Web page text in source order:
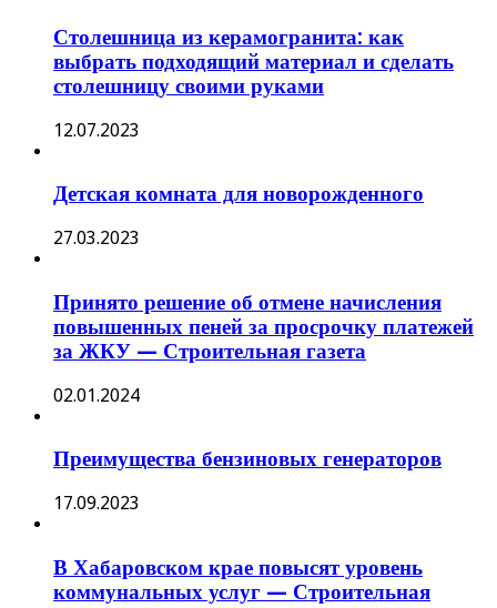
Столешница из керамогранита: как
выбрать подходящий материал и сделать
столешницу своими руками
12.07.2023
Детская комната для новорожденного
27.03.2023
Принято решение об отмене начисления
повышенных пеней за просрочку платежей
за ЖКУ — Строительная газета
02.01.2024
Преимущества бензиновых генераторов
17.09.2023
В Хабаровском крае повысят уровень
коммунальных услуг — Строительная